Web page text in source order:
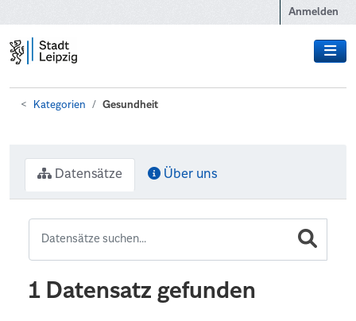
Anmelden
Kategorien Gesundheit
Datensätze Über uns
1 Datensatz gefunden